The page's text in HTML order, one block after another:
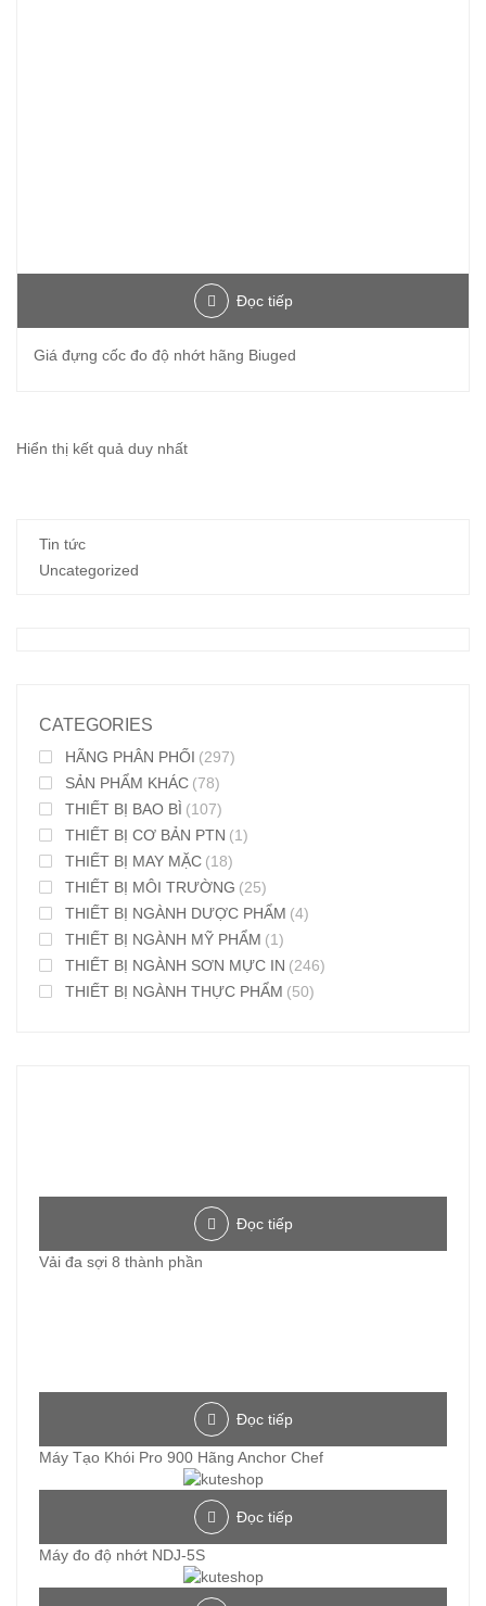
Đọc tiếp
Giá đựng cốc đo độ nhớt hãng Biuged
Hiển thị kết quả duy nhất
Tin tức
Uncategorized
CATEGORIES
HÃNG PHÂN PHỐI (297)
SẢN PHẨM KHÁC (78)
THIẾT BỊ BAO BÌ (107)
THIẾT BỊ CƠ BẢN PTN (1)
THIẾT BỊ MAY MẶC (18)
THIẾT BỊ MÔI TRƯỜNG (25)
THIẾT BỊ NGÀNH DƯỢC PHẨM (4)
THIẾT BỊ NGÀNH MỸ PHẨM (1)
THIẾT BỊ NGÀNH SƠN MỰC IN (246)
THIẾT BỊ NGÀNH THỰC PHẨM (50)
Đọc tiếp
Vải đa sợi 8 thành phần
Đọc tiếp
Máy Tạo Khói Pro 900 Hãng Anchor Chef
Đọc tiếp
Máy đo độ nhớt NDJ-5S